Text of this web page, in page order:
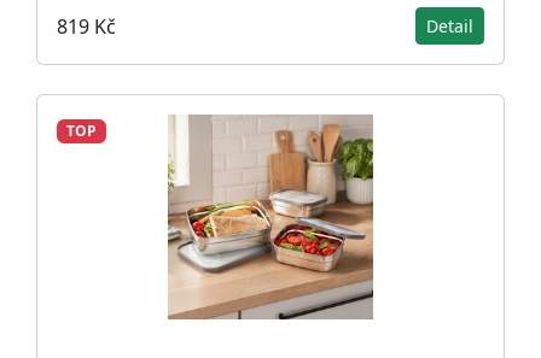
819 Kč Detail
TOP